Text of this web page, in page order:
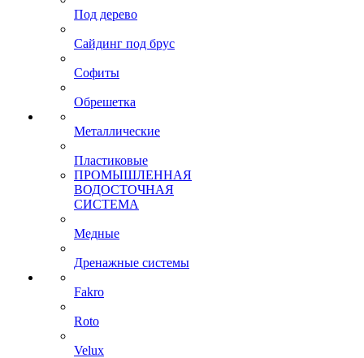
Под дерево
Сайдинг под брус
Софиты
Обрешетка
Металлические
Пластиковые
ПРОМЫШЛЕННАЯ
ВОДОСТОЧНАЯ
СИСТЕМА
Медные
Дренажные системы
Fakro
Roto
Velux